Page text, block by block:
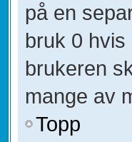
på en
bruk 0
brukeren
mange av
Topp